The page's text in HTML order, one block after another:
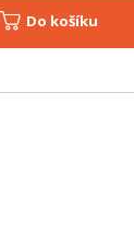
Do košíku